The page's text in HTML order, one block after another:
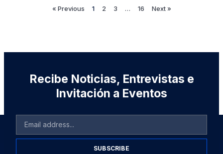
« Previous 1 2 3 … 16 Next »
Recibe Noticias, Entrevistas e
Invitación a Eventos
SUBSCRIBE